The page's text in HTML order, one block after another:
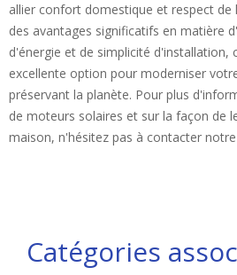
allier confort domestique et respect
des avantages significatifs en matière
d'énergie et de simplicité d'installation,
excellente option pour moderniser
préservant la planète. Pour plus
de moteurs solaires et sur la façon de
maison, n'hésitez pas à contacter
Catégories